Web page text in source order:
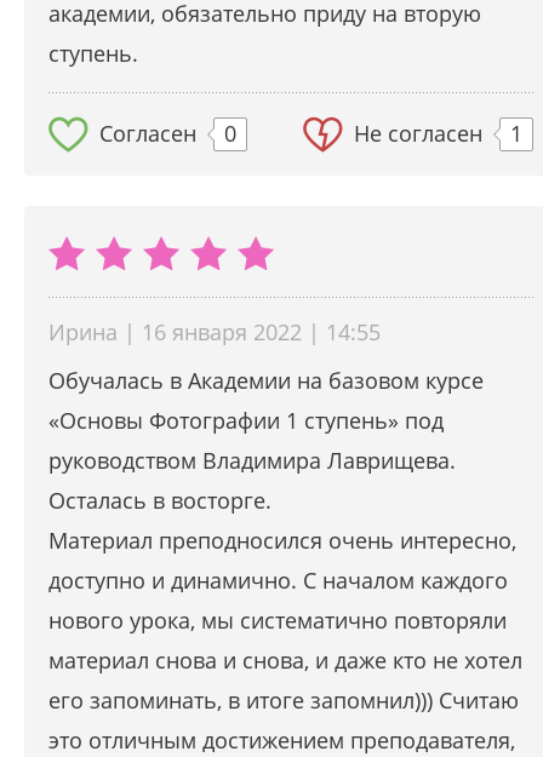
академии, обязательно приду на вторую
ступень.
Согласен 0 Не согласен 1
Ирина | 16 января 2022 | 14:55
Обучалась в Академии на базовом курсе
«Основы Фотографии 1 ступень» под
руководством Владимира Лаврищева.
Осталась в восторге.
Материал преподносился очень интересно,
доступно и динамично. С началом каждого
нового урока, мы систематично повторяли
материал снова и снова, и даже кто не хотел
его запоминать, в итоге запомнил))) Считаю
это отличным достижением преподавателя,